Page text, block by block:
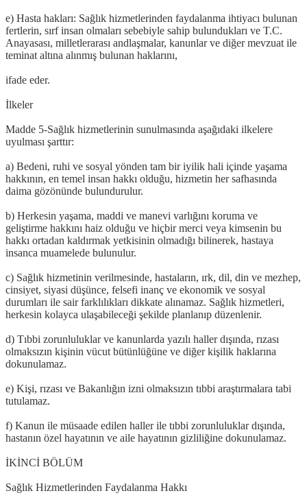
e) Hasta hakları: Sağlık hizmetlerinden faydalanma ihtiyacı bulunan
fertlerin, sırf insan olmaları sebebiyle sahip bulundukları ve T.C.
Anayasası, milletlerarası andlaşmalar, kanunlar ve diğer mevzuat ile
teminat altına alınmış bulunan haklarını,
ifade eder.
İlkeler
Madde 5-Sağlık hizmetlerinin sunulmasında aşağıdaki ilkelere
uyulması şarttır:
a) Bedeni, ruhi ve sosyal yönden tam bir iyilik hali içinde yaşama
hakkının, en temel insan hakkı olduğu, hizmetin her safhasında
daima gözönünde bulundurulur.
b) Herkesin yaşama, maddi ve manevi varlığını koruma ve
geliştirme hakkını haiz olduğu ve hiçbir merci veya kimsenin bu
hakkı ortadan kaldırmak yetkisinin olmadığı bilinerek, hastaya
insanca muamelede bulunulur.
c) Sağlık hizmetinin verilmesinde, hastaların, ırk, dil, din ve mezhep,
cinsiyet, siyasi düşünce, felsefi inanç ve ekonomik ve sosyal
durumları ile sair farklılıkları dikkate alınamaz. Sağlık hizmetleri,
herkesin kolayca ulaşabileceği şekilde planlanıp düzenlenir.
d) Tıbbi zorunluluklar ve kanunlarda yazılı haller dışında, rızası
olmaksızın kişinin vücut bütünlüğüne ve diğer kişilik haklarına
dokunulamaz.
e) Kişi, rızası ve Bakanlığın izni olmaksızın tıbbi araştırmalara tabi
tutulamaz.
f) Kanun ile müsaade edilen haller ile tıbbi zorunluluklar dışında,
hastanın özel hayatının ve aile hayatının gizliliğine dokunulamaz.
İKİNCİ BÖLÜM
Sağlık Hizmetlerinden Faydalanma Hakkı